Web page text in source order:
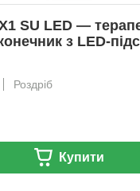
SU LED —
з LED-
Роздріб
Купити